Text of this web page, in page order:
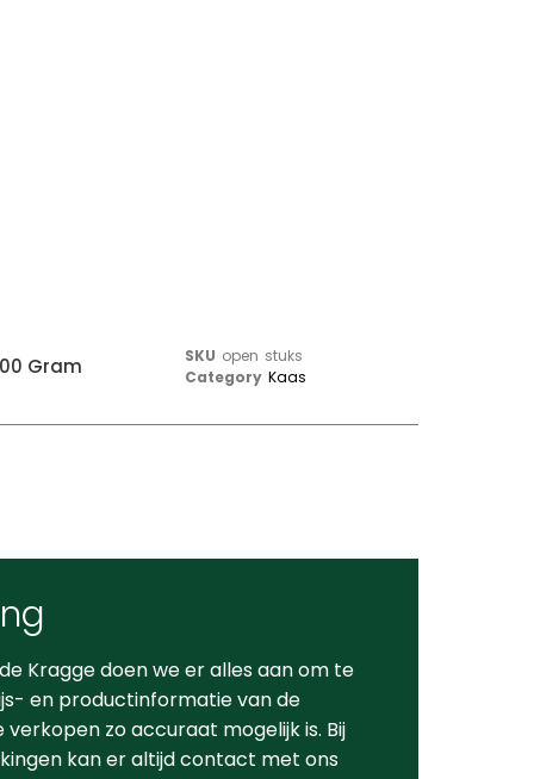
Gram SKU open stuks
Category Kaas
Kragge doen we er alles aan om te
en productinformatie van de
zo accuraat mogelijk is. Bij
kan er altijd contact met ons